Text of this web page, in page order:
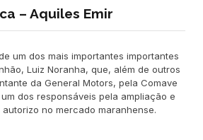
– Aquiles Emir
um dos mais importantes importantes
Luiz Noranha, que, além de outros
da General Motors, pela Comave
dos responsáveis pela ampliação e
no mercado maranhense.